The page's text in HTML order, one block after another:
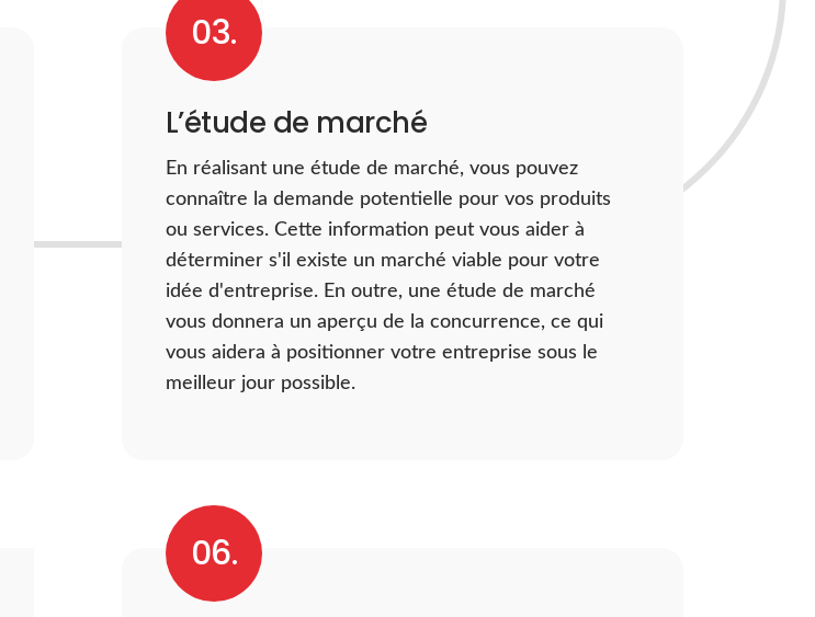
03.
L’étude de marché
En réalisant une étude de marché, vous pouvez
connaître la demande potentielle pour vos produits
ou services. Cette information peut vous aider à
déterminer s'il existe un marché viable pour votre
idée d'entreprise. En outre, une étude de marché
vous donnera un aperçu de la concurrence, ce qui
vous aidera à positionner votre entreprise sous le
meilleur jour possible.
06.